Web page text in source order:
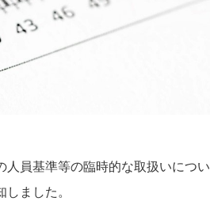
人員基準等の臨時的な取扱いについ
ました。